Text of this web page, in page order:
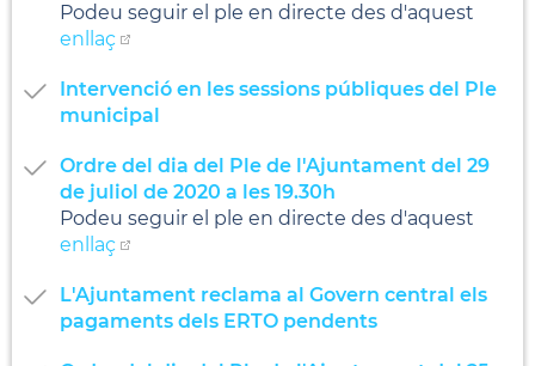
Podeu seguir el ple en directe des d'aquest
enllaç
Intervenció en les sessions públiques del Ple
municipal
Ordre del dia del Ple de l'Ajuntament del 29
de juliol de 2020 a les 19.30h
Podeu seguir el ple en directe des d'aquest
enllaç
L'Ajuntament reclama al Govern central els
pagaments dels ERTO pendents